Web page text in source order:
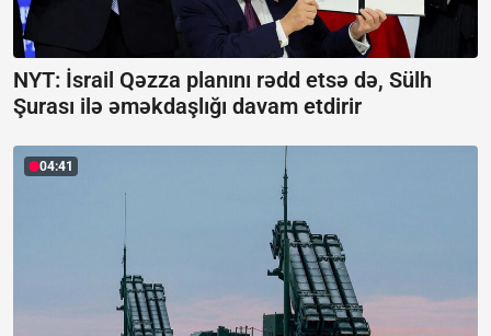
NYT: İsrail Qəzza planını rədd etsə də, Sülh
Şurası ilə əməkdaşlığı davam etdirir
04:41